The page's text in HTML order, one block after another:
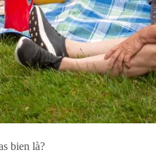
bien là?